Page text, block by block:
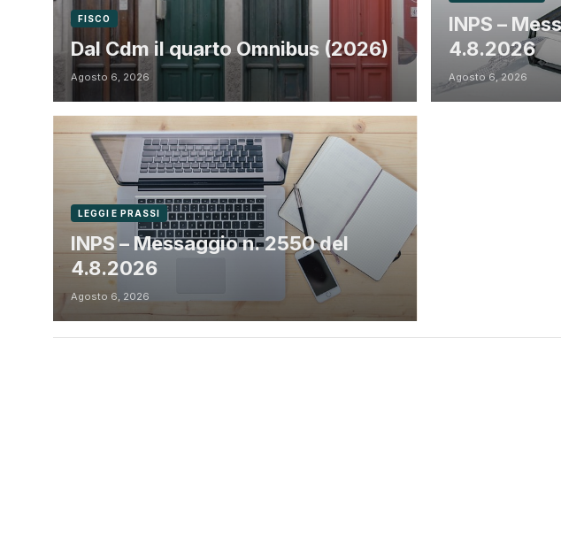
FISCO
Dal Cdm il quarto Omnibus (2026)
Agosto 6, 2026
INPS –
4.8.2026
Agosto 6, 2026
LEGGI E PRASSI
INPS – Messaggio n. 2550 del
4.8.2026
Agosto 6, 2026